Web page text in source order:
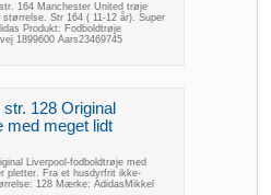
164 Manchester United trøje
Str 164 ( 11-12 år). Super
Produkt: Fodboldtrøje
1899600 Aars23469745
128 Original
med meget lidt
Liverpool-fodboldtrøje med
pletter. Fra et husdyrfrit ikke-
128 Mærke: AdidasMikkel